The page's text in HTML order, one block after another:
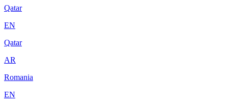
Qatar
EN
Qatar
AR
Romania
EN